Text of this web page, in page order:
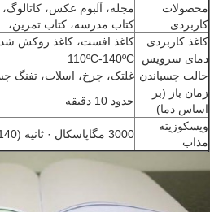
محصولات
کاربردی
مجله، آلبوم عکس،
کتاب مدرسه، کتاب تمرین،
کاغذ کاربردی
کاغذ افست، کاغذ روکش
دمای سرویس
110ºC-140ºC
حالت چسباندن
غلتک، چرخ، اسلات، تفنگ
زمان باز (بر
اساس دما)
حدود 10 دقیقه
ویسکوزیته
مذاب
3000 مگاپاسکال · ثانیه (140 ºC)